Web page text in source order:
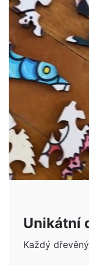
Unikátní
Každý